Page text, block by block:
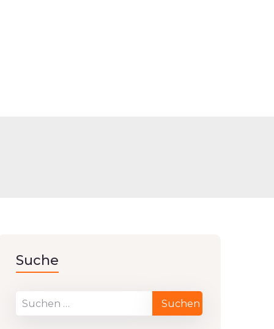
Suche